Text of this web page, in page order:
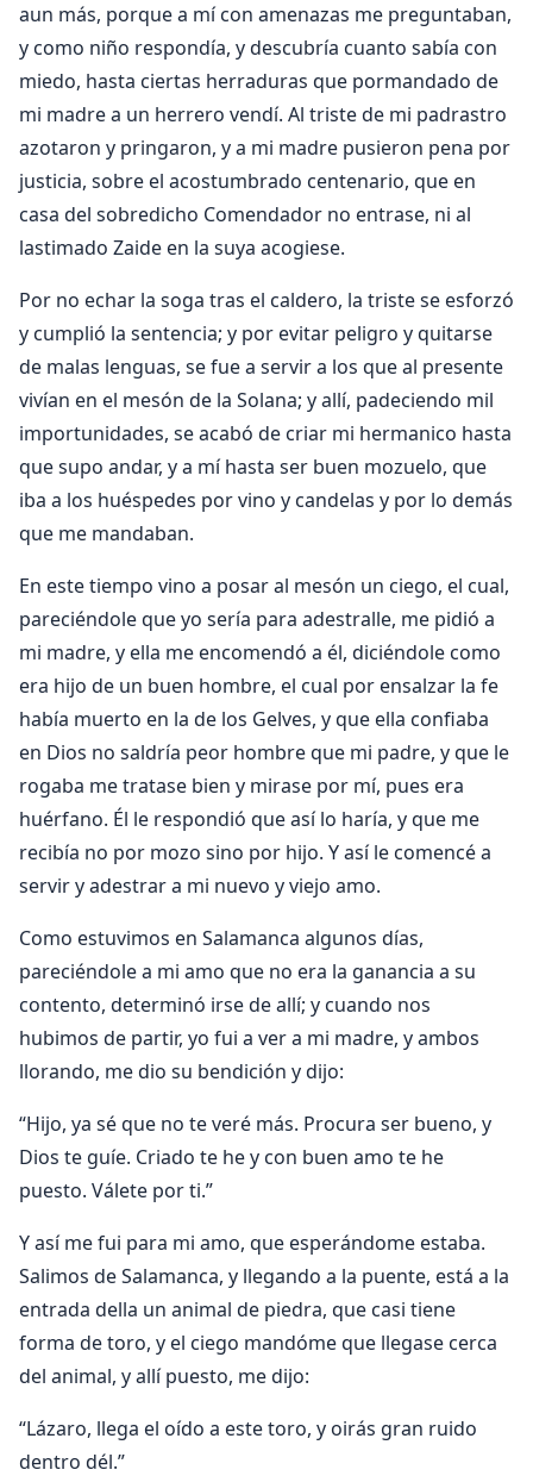
aun más, porque a mí con amenazas me preguntaban,
y como niño respondía, y descubría cuanto sabía con
miedo, hasta ciertas herraduras que pormandado de
mi madre a un herrero vendí. Al triste de mi padrastro
azotaron y pringaron, y a mi madre pusieron pena por
justicia, sobre el acostumbrado centenario, que en
casa del sobredicho Comendador no entrase, ni al
lastimado Zaide en la suya acogiese.
Por no echar la soga tras el caldero, la triste se esforzó
y cumplió la sentencia; y por evitar peligro y quitarse
de malas lenguas, se fue a servir a los que al presente
vivían en el mesón de la Solana; y allí, padeciendo mil
importunidades, se acabó de criar mi hermanico hasta
que supo andar, y a mí hasta ser buen mozuelo, que
iba a los huéspedes por vino y candelas y por lo demás
que me mandaban.
En este tiempo vino a posar al mesón un ciego, el cual,
pareciéndole que yo sería para adestralle, me pidió a
mi madre, y ella me encomendó a él, diciéndole como
era hijo de un buen hombre, el cual por ensalzar la fe
había muerto en la de los Gelves, y que ella confiaba
en Dios no saldría peor hombre que mi padre, y que le
rogaba me tratase bien y mirase por mí, pues era
huérfano. Él le respondió que así lo haría, y que me
recibía no por mozo sino por hijo. Y así le comencé a
servir y adestrar a mi nuevo y viejo amo.
Como estuvimos en Salamanca algunos días,
pareciéndole a mi amo que no era la ganancia a su
contento, determinó irse de allí; y cuando nos
hubimos de partir, yo fui a ver a mi madre, y ambos
llorando, me dio su bendición y dijo:
“Hijo, ya sé que no te veré más. Procura ser bueno, y
Dios te guíe. Criado te he y con buen amo te he
puesto. Válete por ti.”
Y así me fui para mi amo, que esperándome estaba.
Salimos de Salamanca, y llegando a la puente, está a la
entrada della un animal de piedra, que casi tiene
forma de toro, y el ciego mandóme que llegase cerca
del animal, y allí puesto, me dijo:
“Lázaro, llega el oído a este toro, y oirás gran ruido
dentro dél.”